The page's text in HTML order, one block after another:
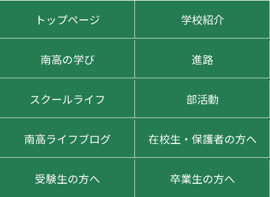
トップページ 学校紹介
南高の学び 進路
スクールライフ 部活動
南高ライフブログ 在校生・保護者の方へ
受験生の方へ 卒業生の方へ